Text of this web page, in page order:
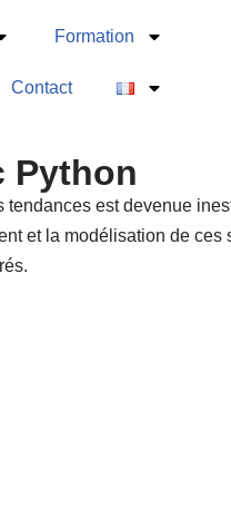
Formation
Contact
Python
est devenue
et la modélisation de